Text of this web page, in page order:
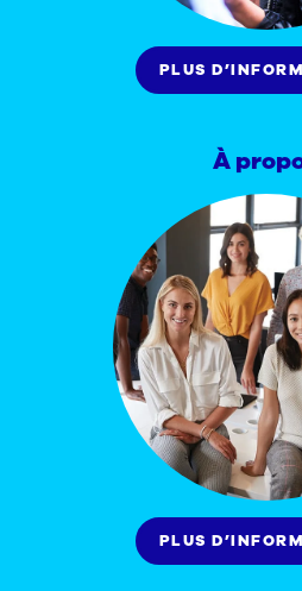
PLUS
À
PLUS